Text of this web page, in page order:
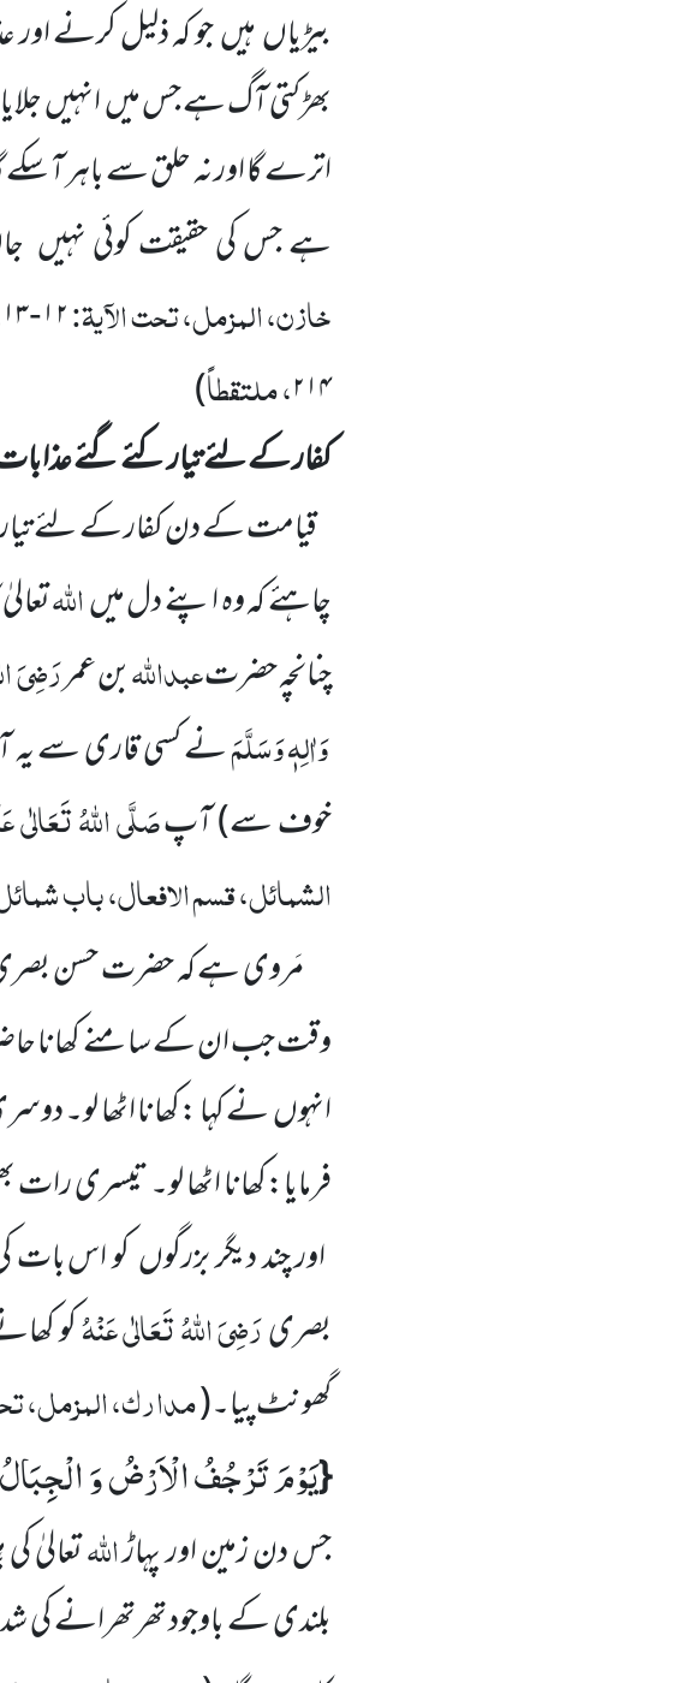
بیڑیاںہیںجو کہ ذلیل کرنے
بھڑکتی آگ ہے جس میںانہیں
اترے گا اور نہ حلق سے باہر آ
ہے جس کی حقیقت کوئی نہیں
خازن، المزمل، تحت الآیۃ:۱۲-۱۳
۲۱۴، ملتقطاً)
کفار کے لئے تیار کئے گئے
قیامت کے دن کفار کے لئے
چاہئے کہ وہ اپنےدل میںاللّٰہ
چنانچہ حضرتعبداللّٰہبن عمررَضِیَ
وَاٰلِہٖ وَسَلَّمَنے کسی قاری سے
خوف سے)آپصَلَّی اللّٰہُ تَعَالٰی
الشمائل، قسم الافعال، باب
مَروی ہے کہ حضرت حسن
وقتجب ان کےسامنے کھانا
انہوںنے کہا :کھانا اٹھا لو۔
فرمایا:کھانا اٹھا لو۔ تیسری
اور چند دیگر بزرگوںکواس بات
بصریرَضِیَ اللّٰہُ تَعَالٰی عَنْہُکو
گھونٹ پیا۔(مدارک، المزمل،
{یَوْمَ تَرْجُفُ الْاَرْضُ وَ الْجِبَالُ
جس دن زمین اورپہاڑاللّٰہتعالیٰ
بلندی کے باوجود تھرتھرانے کی